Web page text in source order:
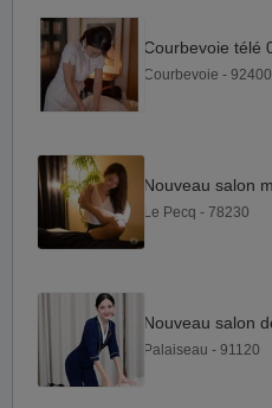
Courbevoie - 92400
Le Pecq - 78230
Palaiseau - 91120